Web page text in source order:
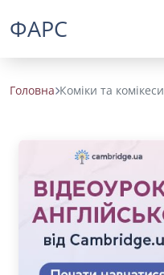
ФАРС
Головна Коміки та комікеси